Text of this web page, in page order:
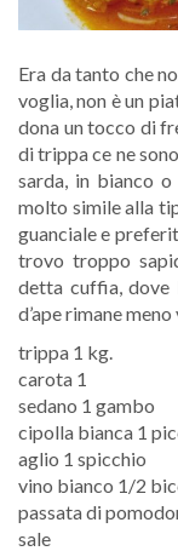
Era da tanto che
voglia, non è un
dona un tocco di
di trippa ce ne
sarda, in bianco
molto simile alla
guanciale e
trovo troppo
detta cuffia, dove
d’ape rimane meno
trippa 1 kg.
carota 1
sedano 1 gambo
cipolla bianca 1
aglio 1 spicchio
vino bianco 1/2
passata di
sale